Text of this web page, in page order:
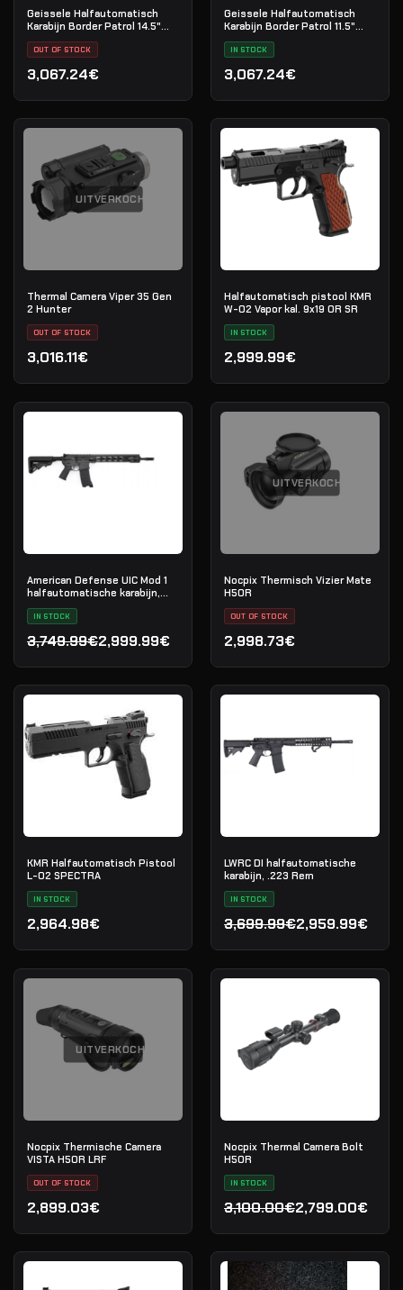
Geissele Halfautomatisch
Karabijn Border Patrol 14.5"
OUT OF STOCK
3,067.24€
Geissele Halfautomatisch
Karabijn Border Patrol 11.5"
IN STOCK
3,067.24€
UITVERKOCHT
Thermal Camera Viper 35 Gen
2 Hunter
OUT OF STOCK
3,016.11€
Halfautomatisch pistool KMR
W-02 Vapor kal. 9x19 OR SR
IN STOCK
2,999.99€
American Defense UIC Mod 1
halfautomatische karabijn,
IN STOCK
3,749.99€
Oorspronkelijke prijs was: 3,749.99€.
2,999.99€
Huidige prijs is: 2,999.99€.
UITVERKOCHT
Nocpix Thermisch Vizier Mate
H50R
OUT OF STOCK
2,998.73€
KMR Halfautomatisch Pistool
L-02 SPECTRA
IN STOCK
2,964.98€
LWRC DI halfautomatische
karabijn, .223 Rem
IN STOCK
3,699.99€
Oorspronkelijke prijs
2,959.99€
Huidige prijs is:
UITVERKOCHT
Nocpix Thermische Camera
VISTA H50R LRF
OUT OF STOCK
2,899.03€
Nocpix Thermal Camera Bolt
H50R
IN STOCK
3,100.00€
Oorspronkelijke prijs
2,799.00€
Huidige prijs is: